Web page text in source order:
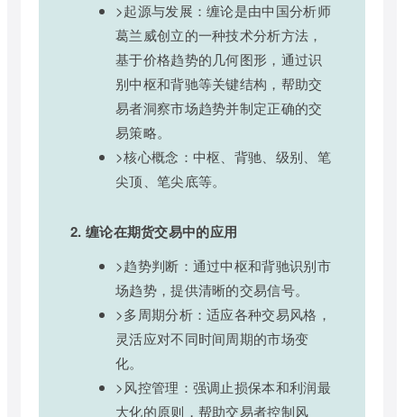
>起源与发展：缠论是由中国分析师
葛兰威创立的一种技术分析方法，
基于价格趋势的几何图形，通过识
别中枢和背驰等关键结构，帮助交
易者洞察市场趋势并制定正确的交
易策略。
>核心概念：中枢、背驰、级别、笔
尖顶、笔尖底等。
2. 缠论在期货交易中的应用
>趋势判断：通过中枢和背驰识别市
场趋势，提供清晰的交易信号。
>多周期分析：适应各种交易风格，
灵活应对不同时间周期的市场变
化。
>风控管理：强调止损保本和利润最
大化的原则，帮助交易者控制风